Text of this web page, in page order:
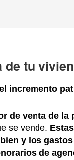
de tu
incremento
de venta de la
se vende.
y los gastos
de